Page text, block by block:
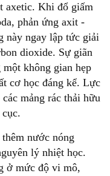
axetic. Khi đổ giấm
phản ứng axit -
này ngay lập tức giải
dioxide. Sự giãn
không gian hẹp
cơ học đáng kể. Lực
mảng rác thải hữu
nước nóng
lý nhiệt học.
ở mức độ vi mô,